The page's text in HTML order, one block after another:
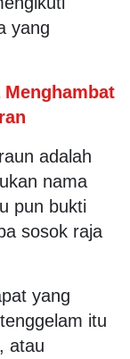
yang
adalah
nama
pun bukti
sosok raja
yang
itu
atau